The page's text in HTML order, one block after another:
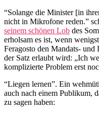
“Solange die Minister [in
nicht in Mikrofone reden.”
seinem schönen Lob des
erholsam es ist, wenn
Feragosto den Mandats- und
der Satz erlaubt wird: „Ich
komplizierte Problem erst
“Liegen lernen”. Ein
auch nach einem Publikum,
zu sagen haben: